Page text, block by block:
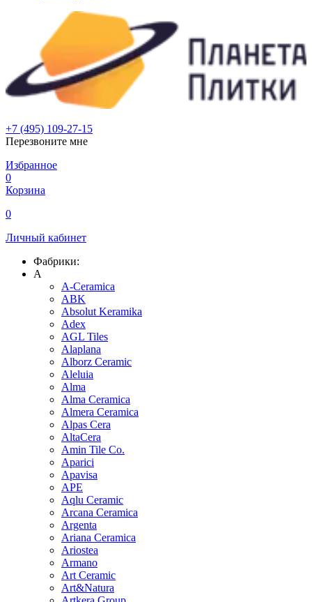
+7 (495) 109-27-15
Перезвоните мне
Избранное
0
Корзина
0
Личный кабинет
Фабрики:
A
A-Ceramica
ABK
Absolut Keramika
Adex
AGL Tiles
Alaplana
Alborz Ceramic
Aleluia
Alma
Alma Ceramica
Almera Ceramica
Alpas Cera
AltaCera
Amin Tile Co.
Aparici
Apavisa
APE
Aqlu Ceramic
Arcana Ceramica
Argenta
Ariana Ceramica
Ariostea
Armano
Art Ceramic
Art&Natura